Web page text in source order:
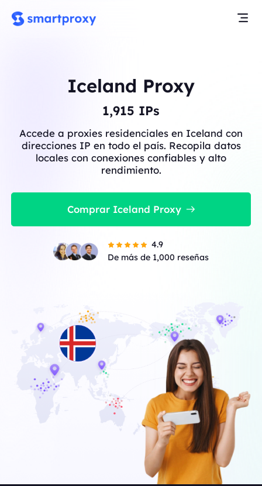
Iceland Proxy
1,915 IPs
Accede a proxies residenciales en Iceland con
direcciones IP en todo el país. Recopila datos
locales con conexiones confiables y alto
rendimiento.
Comprar Iceland Proxy
4.9
De más de 1,000 reseñas